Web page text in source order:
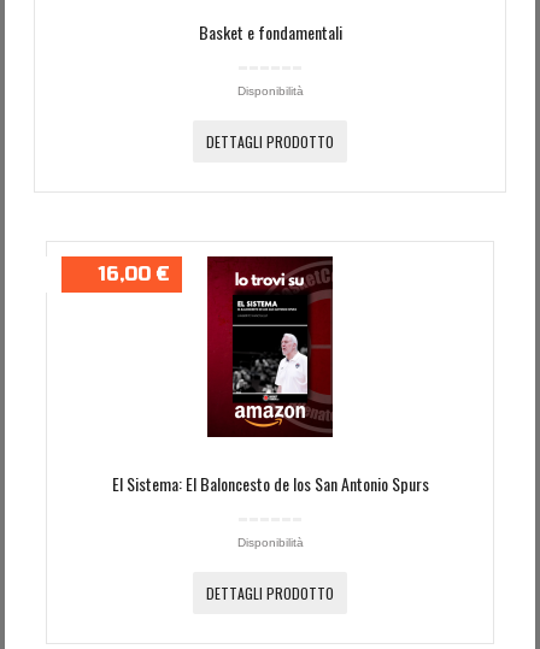
Basket e fondamentali
Disponibilità
DETTAGLI PRODOTTO
16,00 €
El Sistema: El Baloncesto de los San Antonio Spurs
Disponibilità
DETTAGLI PRODOTTO